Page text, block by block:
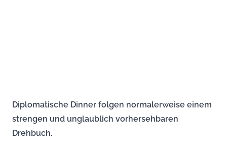
Diplomatische Dinner folgen normalerweise einem
strengen und unglaublich vorhersehbaren
Drehbuch.